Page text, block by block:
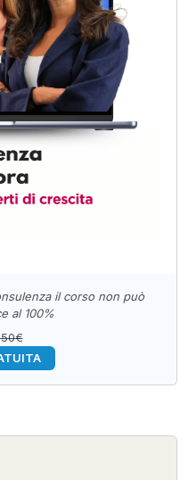
il corso non può
al 100%